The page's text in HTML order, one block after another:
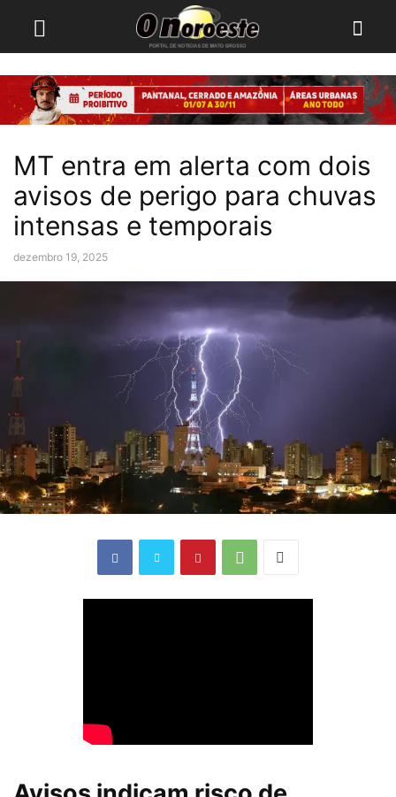
MT entra em alerta com dois
avisos de perigo para chuvas
intensas e temporais
dezembro 19, 2025